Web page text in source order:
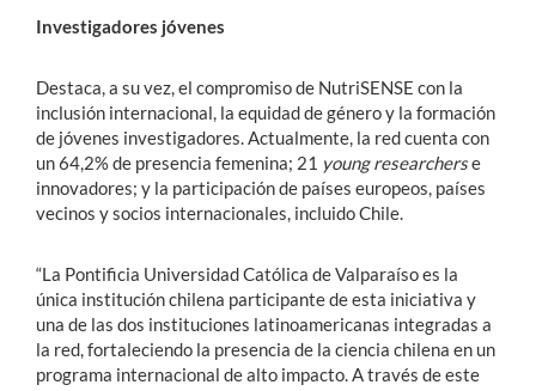
Investigadores jóvenes
Destaca, a su vez, el compromiso de NutriSENSE con la
inclusión internacional, la equidad de género y la formación
de jóvenes investigadores. Actualmente, la red cuenta con
un 64,2% de presencia femenina; 21 young researcherse
innovadores; y la participación de países europeos, países
vecinos y socios internacionales, incluido Chile.
“La Pontificia Universidad Católica de Valparaíso es la
única institución chilena participante de esta iniciativa y
una de las dos instituciones latinoamericanas integradas a
la red, fortaleciendo la presencia de la ciencia chilena en un
programa internacional de alto impacto. A través de este